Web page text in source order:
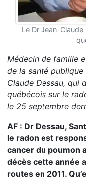
Le Dr Jean-
Médecin de famille
de la santé
Claude Dessau, qui
québécois sur le
le 25 septembre
AF : Dr Dessau,
le radon est
cancer du poumon
décès cette année
routes en 2011.